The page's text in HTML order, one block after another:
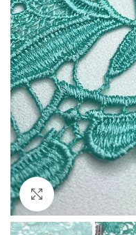
Клацніть, щоб